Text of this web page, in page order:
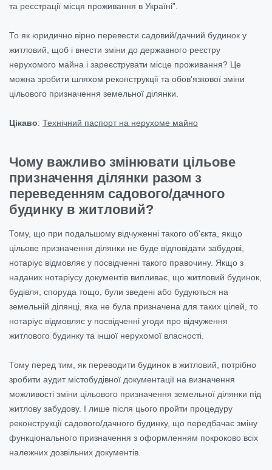
та реєстрації місця проживання в Україні”.
То як юридично вірно перевести садовий/дачний будинок у
житловий, щоб і внести зміни до державного реєстру
нерухомого майна і зареєструвати місце проживання? Це
можна зробити шляхом реконструкції та обов'язкової зміни
цільового призначення земельної ділянки.
Цікаво: Технічний паспорт на нерухоме майно
Чому важливо змінювати цільове
призначення ділянки разом з
переведенням садового/дачного
будинку в житловий?
Тому, що при подальшому відчуженні такого об'єкта, якщо
цільове призначення ділянки не буде відповідати забудові,
нотаріус відмовляє у посвідченні такого правочину. Якщо з
наданих нотаріусу документів випливає, що житловий будинок,
будівля, споруда тощо, були зведені або будуються на
земельній ділянці, яка не була призначена для таких цілей, то
нотаріус відмовляє у посвідченні угоди про відчуження
житлового будинку та іншої нерухомої власності.
Тому перед тим, як переводити будинок в житловий, потрібно
зробити аудит містобудівної документації на визначення
можливості зміни цільового призначення земельної ділянки під
житлову забудову. І лише після цього пройти процедуру
реконструкції садового/дачного будинку, що передбачає зміну
функціонального призначення з оформленням покроково всіх
належних дозвільних документів.